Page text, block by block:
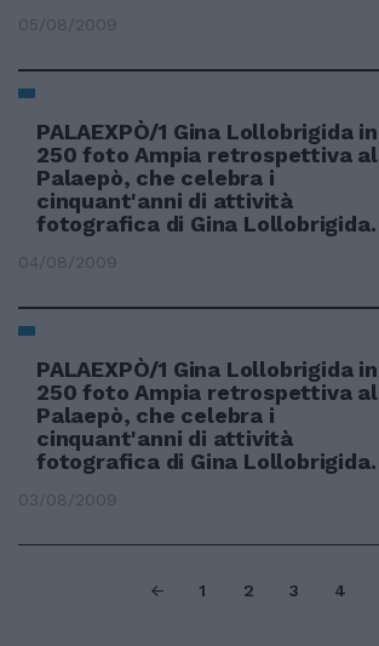
05/08/2009
PALAEXPÒ/1 Gina Lollobrigida in
250 foto Ampia retrospettiva al
Palaepò, che celebra i
cinquant'anni di attività
fotografica di Gina Lollobrigida.
04/08/2009
PALAEXPÒ/1 Gina Lollobrigida in
250 foto Ampia retrospettiva al
Palaepò, che celebra i
cinquant'anni di attività
fotografica di Gina Lollobrigida.
03/08/2009
1 2 3 4